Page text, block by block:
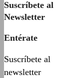
Suscríbete al
Newsletter
Entérate
Suscríbete al
newsletter